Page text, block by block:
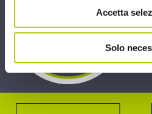
Accetta
Solo